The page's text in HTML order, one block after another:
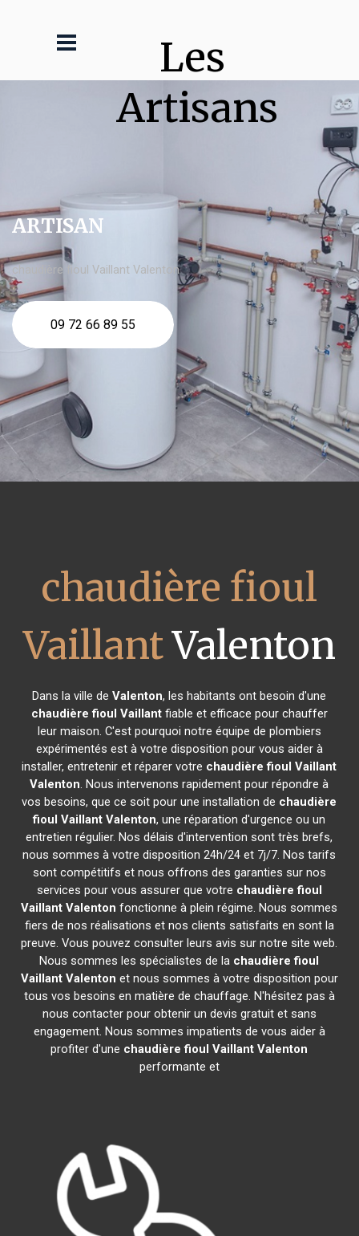
Les
Artisans
ARTISAN
chaudière fioul Vaillant Valenton
09 72 66 89 55
chaudière fioul
VaillantValenton
Dans la ville deValenton, les habitants ont besoin d'une
chaudière fioul Vaillantfiable et efficace pour chauffer
leur maison. C'est pourquoi notre équipe de plombiers
expérimentés est à votre disposition pour vous aider à
installer, entretenir et réparer votre chaudière fioul Vaillant
Valenton. Nous intervenons rapidement pour répondre à
vos besoins, que ce soit pour une installation de chaudière
fioul Vaillant Valenton, une réparation d'urgence ou un
entretien régulier. Nos délais d'intervention sont très brefs,
nous sommes à votre disposition 24h/24 et 7j/7. Nos tarifs
sont compétitifs et nous offrons des garanties sur nos
services pour vous assurer que votre chaudière fioul
Vaillant Valenton fonctionne à plein régime. Nous sommes
fiers de nos réalisations et nos clients satisfaits en sont la
preuve. Vous pouvez consulter leurs avis sur notre site web.
Nous sommes les spécialistes de la chaudière fioul
Vaillant Valenton et nous sommes à votre disposition pour
tous vos besoins en matière de chauffage. N'hésitez pas à
nous contacter pour obtenir un devis gratuit et sans
engagement. Nous sommes impatients de vous aider à
profiter d'une chaudière fioul Vaillant Valenton
performante et